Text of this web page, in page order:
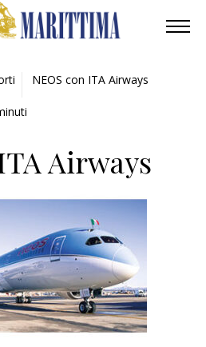
NEOS con ITA Airways
Airways